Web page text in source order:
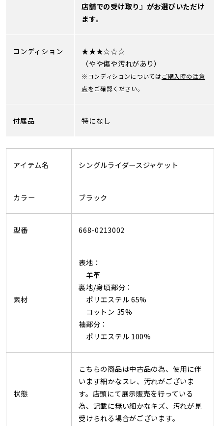
店舗での受け取り』がお選びいただけ
ます。
コンディション
★★★☆☆☆
（やや傷や汚れがあり）
※コンディションについてはご購入時の注意
点をご確認ください。
付属品 特になし
アイテム名 シングルライダースジャケット
カラー ブラック
型番 668-0213002
素材
表地：
羊革
裏地/身頃部分：
ポリエステル 65%
コットン 35%
袖部分：
ポリエステル 100%
状態
こちらの商品は中古品の為、使用に伴
います細かなスレ、汚れがございま
す。店頭にて展示販売を行っている
為、記載に無い細かなキズ、汚れが見
受けられる場合がございます。